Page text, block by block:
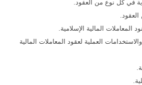
العملية لعقود المعاملات المالية